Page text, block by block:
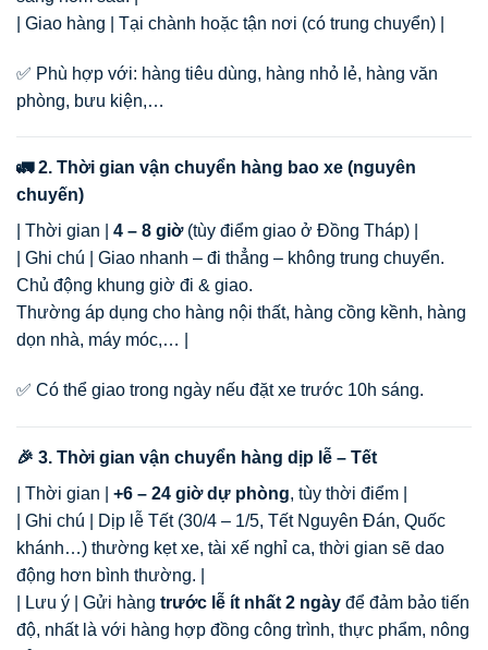
| Giao hàng | Tại chành hoặc tận nơi (có trung chuyển) |
✅ Phù hợp với: hàng tiêu dùng, hàng nhỏ lẻ, hàng văn
phòng, bưu kiện,…
🚛 2. Thời gian vận chuyển hàng bao xe (nguyên
chuyến)
| Thời gian | 4 – 8 giờ(tùy điểm giao ở Đồng Tháp) |
| Ghi chú | Giao nhanh – đi thẳng – không trung chuyển.
Chủ động khung giờ đi & giao.
Thường áp dụng cho hàng nội thất, hàng cồng kềnh, hàng
dọn nhà, máy móc,… |
✅ Có thể giao trong ngày nếu đặt xe trước 10h sáng.
🎉 3. Thời gian vận chuyển hàng dịp lễ – Tết
| Thời gian | +6 – 24 giờ dự phòng, tùy thời điểm |
| Ghi chú | Dịp lễ Tết (30/4 – 1/5, Tết Nguyên Đán, Quốc
khánh…) thường kẹt xe, tài xế nghỉ ca, thời gian sẽ dao
động hơn bình thường. |
| Lưu ý | Gửi hàng trước lễ ít nhất 2 ngày để đảm bảo tiến
độ, nhất là với hàng hợp đồng công trình, thực phẩm, nông